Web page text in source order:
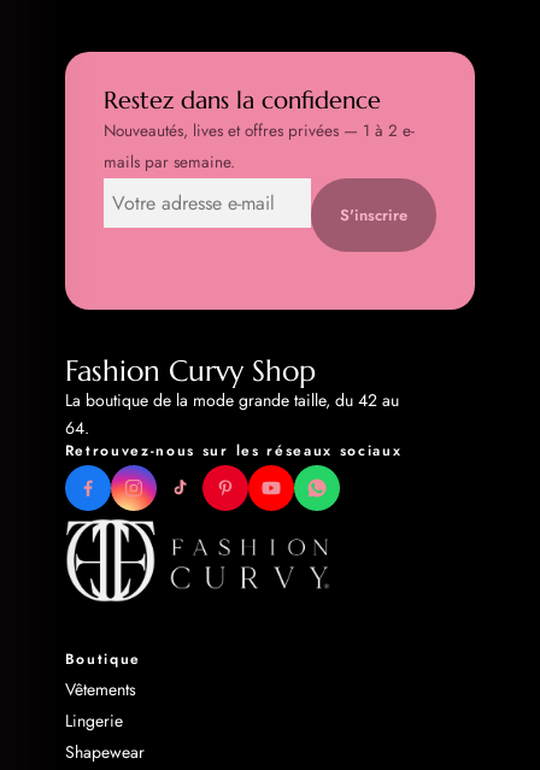
Restez dans la confidence
Nouveautés, lives et offres privées — 1 à 2 e-
mails par semaine.
S'inscrire
Fashion Curvy Shop
La boutique de la mode grande taille, du 42 au
64.
Retrouvez-nous sur les réseaux sociaux
Boutique
Vêtements
Lingerie
Shapewear